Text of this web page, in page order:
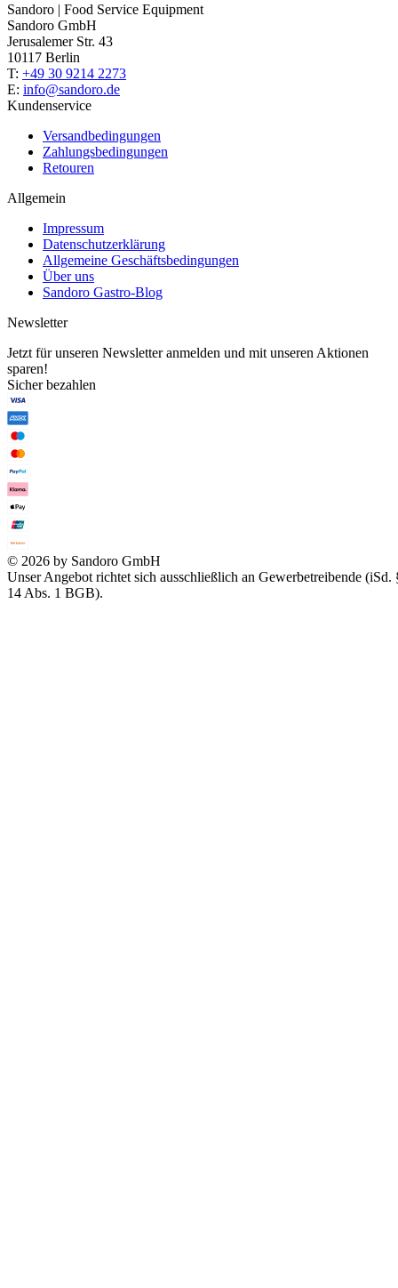
Sandoro | Food Service Equipment
Sandoro GmbH
Jerusalemer Str. 43
10117 Berlin
T: +49 30 9214 2273
E: info@sandoro.de
Kundenservice
Versandbedingungen
Zahlungsbedingungen
Retouren
Allgemein
Impressum
Datenschutzerklärung
Allgemeine Geschäftsbedingungen
Über uns
Sandoro Gastro-Blog
Newsletter
Jetzt für unseren Newsletter anmelden und mit unseren Aktionen
sparen!
Sicher bezahlen
© 2026 by Sandoro GmbH
Unser Angebot richtet sich ausschließlich an Gewerbetreibende (iSd.
14 Abs. 1 BGB).